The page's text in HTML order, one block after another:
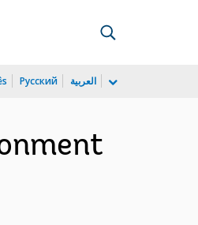
Русский العربية